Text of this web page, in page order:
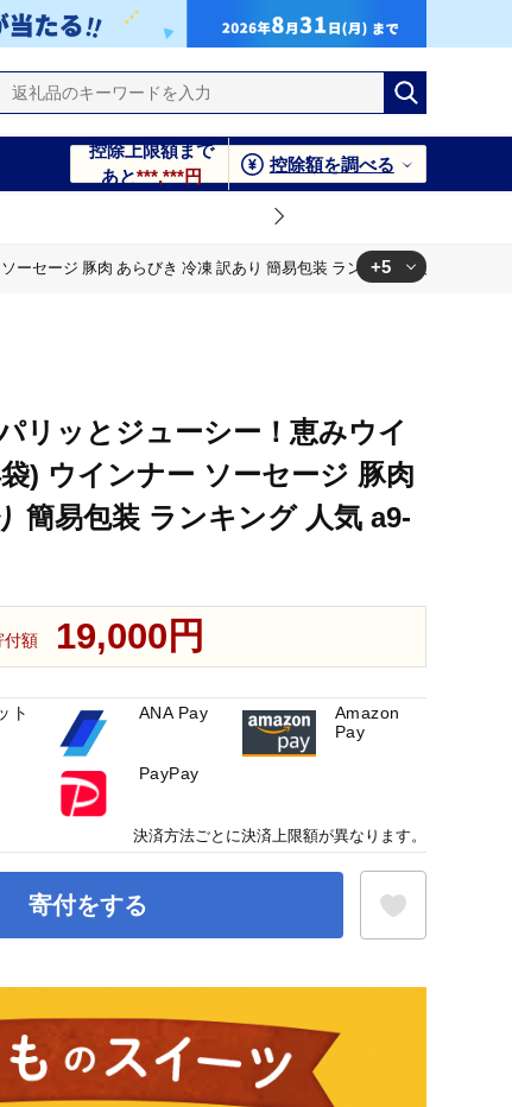
控除上限額まで
あと***,***円
控除額を調べる
セージ 豚肉 あらびき 冷凍 訳あり 簡易包装 ランキング 人気 a9-028
気 a9-028
気 a9-028
+5
リッとジューシー！恵みウイ
) ウインナー ソーセージ 豚肉
簡易包装 ランキング 人気 a9-
付額 19,000円
寄付をする
ト
ANA Pay
Amazon
Pay
PayPay
決済方法ごとに決済上限額が異なります。